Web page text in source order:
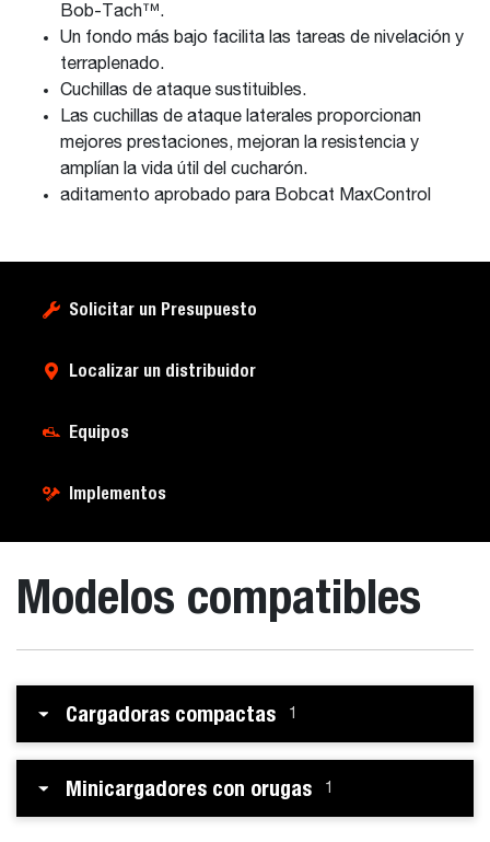
Bob-Tach™.
Un fondo más bajo facilita las tareas de nivelación y
terraplenado.
Cuchillas de ataque sustituibles.
Las cuchillas de ataque laterales proporcionan
mejores prestaciones, mejoran la resistencia y
amplían la vida útil del cucharón.
aditamento aprobado para Bobcat MaxControl
Solicitar un Presupuesto
Localizar un distribuidor
Equipos
Implementos
Modelos compatibles
Cargadoras compactas 1
Minicargadores con orugas 1